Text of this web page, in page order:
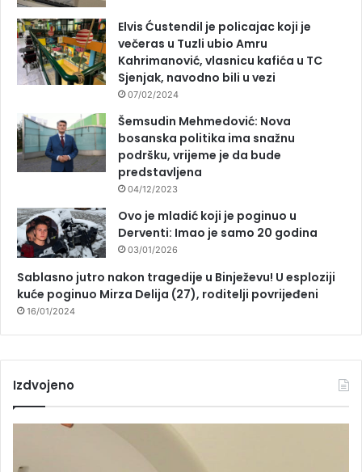
Elvis Ćustendil je policajac koji je
večeras u Tuzli ubio Amru
Kahrimanović, vlasnicu kafića u TC
Sjenjak, navodno bili u vezi
07/02/2024
Šemsudin Mehmedović: Nova
bosanska politika ima snažnu
podršku, vrijeme je da bude
predstavljena
04/12/2023
Ovo je mladić koji je poginuo u
Derventi: Imao je samo 20 godina
03/01/2026
Sablasno jutro nakon tragedije u Binježevu! U esploziji
kuće poginuo Mirza Delija (27), roditelji povrijeđeni
16/01/2024
Izdvojeno